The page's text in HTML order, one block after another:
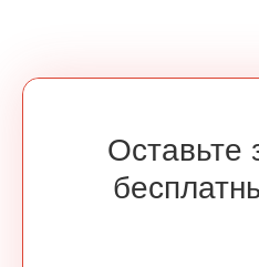
Оставьте